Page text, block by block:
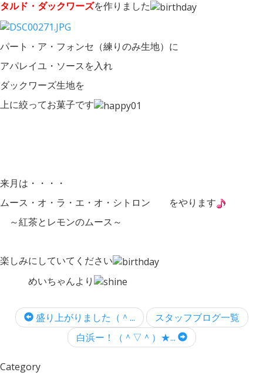
タルド・ダックワーズを作りました
パート・ア・フォンセ（練りのみ生地）に
アパレイユ・ソースを入れ
ダックワーズ生地を
上に絞ってお菓子です
来月は・・・・
ムース・オ・ラ・エ・オ・シトロン をやります
～紅茶とレモンのムース～
楽しみにしていてください
めいちゃんより
盛り上がりました（＾...
スタッフブログ一覧
白浜ー！（＾▽＾）★...
Category